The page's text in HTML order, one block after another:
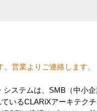
営業よりご連絡します。
ステムは、SMB（中小
いるCLARiXアーキテク